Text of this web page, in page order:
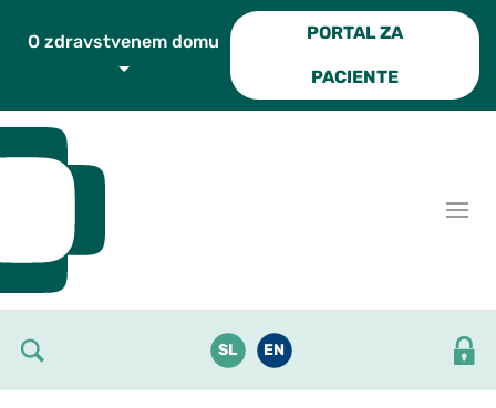
PORTAL ZA
PACIENTE
SL EN